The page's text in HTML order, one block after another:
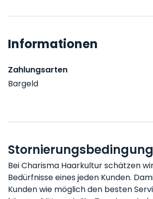
Informationen
Zahlungsarten
Bargeld
Bei Charisma Haarkultur schätzen
Bedürfnisse eines jeden Kunden.
Kunden wie möglich den besten